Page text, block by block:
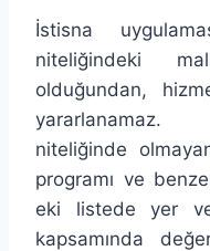
İstisna
niteliğindeki
olduğundan,
yararlanamaz.
niteliğinde
programı ve
eki listede yer
kapsamında